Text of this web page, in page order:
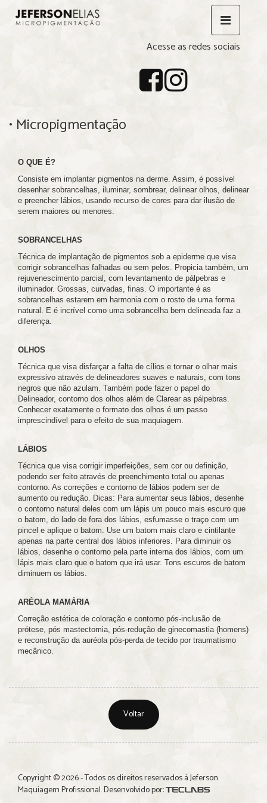
Acesse as redes sociais
• Micropigmentação
O QUE É?
Consiste em implantar pigmentos na derme. Assim, é possível
desenhar sobrancelhas, iluminar, sombrear, delinear olhos, delinear
e preencher lábios, usando recurso de cores para dar ilusão de
serem maiores ou menores.
SOBRANCELHAS
Técnica de implantação de pigmentos sob a epiderme que visa
corrigir sobrancelhas falhadas ou sem pelos. Propicia também, um
rejuvenescimento parcial, com levantamento de pálpebras e
iluminador. Grossas, curvadas, finas. O importante é as
sobrancelhas estarem em harmonia com o rosto de uma forma
natural. E é incrível como uma sobrancelha bem delineada faz a
diferença.
OLHOS
Técnica que visa disfarçar a falta de cílios e tornar o olhar mais
expressivo através de delineadores suaves e naturais, com tons
negros que não azulam. Também pode fazer o papel do
Delineador, contorno dos olhos além de Clarear as pálpebras.
Conhecer exatamente o formato dos olhos é um passo
imprescindível para o efeito de sua maquiagem.
LÁBIOS
Técnica que visa corrigir imperfeições, sem cor ou definição,
podendo ser feito através de preenchimento total ou apenas
contorno. As correções e contorno de lábios podem ser de
aumento ou redução. Dicas: Para aumentar seus lábios, desenhe
o contorno natural deles com um lápis um pouco mais escuro que
o batom, do lado de fora dos lábios, esfumasse o traço com um
pincel e aplique o batom. Use um batom mais claro e cintilante
apenas na parte central dos lábios inferiores. Para diminuir os
lábios, desenhe o contorno pela parte interna dos lábios, com um
lápis mais claro que o batom que irá usar. Tons escuros de batom
diminuem os lábios.
ARÉOLA MAMÁRIA
Correção estética de coloração e contorno pós-inclusão de
prótese, pós mastectomia, pós-redução de ginecomastia (homens)
e reconstrução da auréola pós-perda de tecido por traumatismo
mecânico.
Voltar
Copyright © 2026 - Todos os direitos reservados à Jeferson
Maquiagem Profissional. Desenvolvido por: